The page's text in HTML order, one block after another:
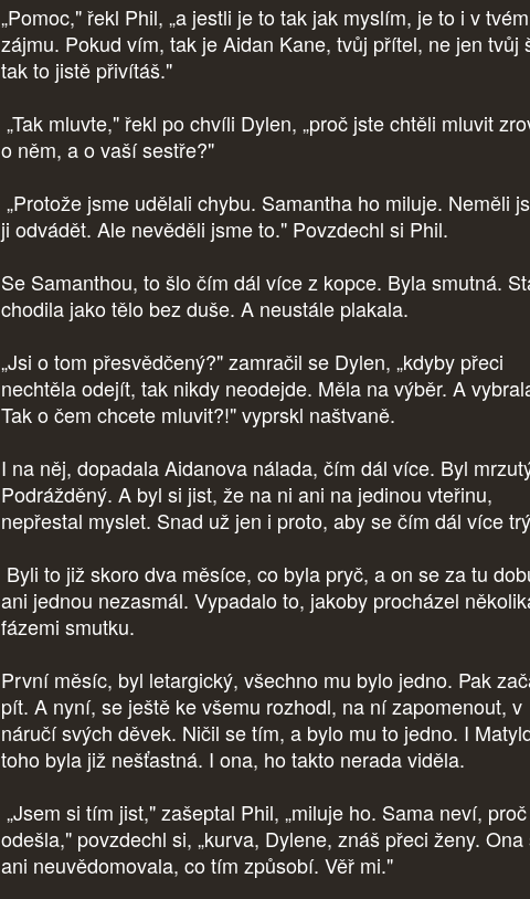
„Pomoc," řekl Phil, „a jestli je to tak jak myslím, je to i v tvém
zájmu. Pokud vím, tak je Aidan Kane, tvůj přítel, ne jen tvůj
tak to jistě přivítáš."
„Tak mluvte," řekl po chvíli Dylen, „proč jste chtěli mluvit
o něm, a o vaší sestře?"
„Protože jsme udělali chybu. Samantha ho miluje. Neměli
ji odvádět. Ale nevěděli jsme to." Povzdechl si Phil.
Se Samanthou, to šlo čím dál více z kopce. Byla smutná.
chodila jako tělo bez duše. A neustále plakala.
„Jsi o tom přesvědčený?" zamračil se Dylen, „kdyby přeci
nechtěla odejít, tak nikdy neodejde. Měla na výběr. A
Tak o čem chcete mluvit?!" vyprskl naštvaně.
I na něj, dopadala Aidanova nálada, čím dál více. Byl
Podrážděný. A byl si jist, že na ni ani na jedinou vteřinu,
nepřestal myslet. Snad už jen i proto, aby se čím dál více
Byli to již skoro dva měsíce, co byla pryč, a on se za tu
ani jednou nezasmál. Vypadalo to, jakoby procházel
fázemi smutku.
První měsíc, byl letargický, všechno mu bylo jedno. Pak
pít. A nyní, se ještě ke všemu rozhodl, na ní zapomenout, v
náručí svých děvek. Ničil se tím, a bylo mu to jedno. I
toho byla již nešťastná. I ona, ho takto nerada viděla.
„Jsem si tím jist," zašeptal Phil, „miluje ho. Sama neví, proč
odešla," povzdechl si, „kurva, Dylene, znáš přeci ženy. Ona
ani neuvědomovala, co tím způsobí. Věř mi."